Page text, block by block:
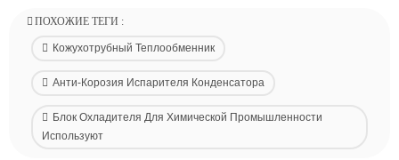
ПОХОЖИЕ ТЕГИ :
Кожухотрубный Теплообменник
Анти-Корозия Испарителя Конденсатора
Блок Охладителя Для Химической Промышленности
Используют